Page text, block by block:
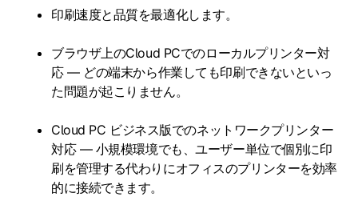
印刷速度と品質を最適化します。
ブラウザ上のCloud PCでのローカルプリンター対
応 — どの端末から作業しても印刷できないといっ
た問題が起こりません。
Cloud PC ビジネス版でのネットワークプリンター
対応 — 小規模環境でも、ユーザー単位で個別に印
刷を管理する代わりにオフィスのプリンターを効率
的に接続できます。